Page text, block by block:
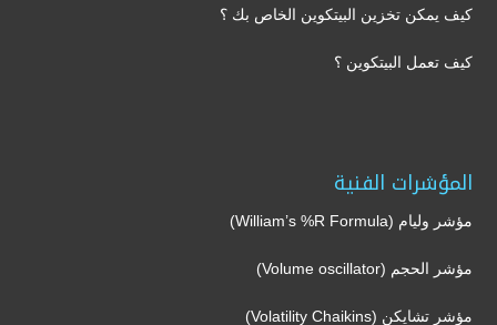
كيف يمكن تخزين البيتكوين الخاص بك ؟
كيف تعمل البيتكوين ؟
المؤشرات الفنية
مؤشر وليام (William’s %R Formula)
مؤشر الحجم (Volume oscillator)
مؤشر تشايكن (Volatility Chaikins)